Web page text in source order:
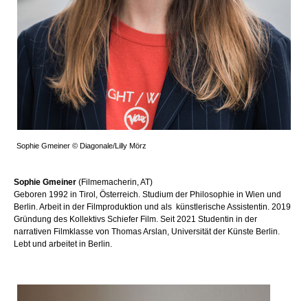
Sophie Gmeiner © Diagonale/Lilly Mörz
Sophie Gmeiner (Filmemacherin, AT)
Geboren 1992 in Tirol, Österreich. Studium der Philosophie in Wien und
Berlin. Arbeit in der Filmproduktion und als künstlerische Assistentin. 2019
Gründung des Kollektivs Schiefer Film. Seit 2021 Studentin in der
narrativen Filmklasse von Thomas Arslan, Universität der Künste Berlin.
Lebt und arbeitet in Berlin.